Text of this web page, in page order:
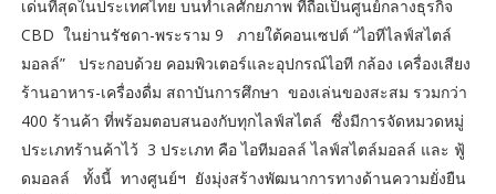
เด่นที่สุดในประเทศไทย บนทำเลศักยภาพ ที่ถือเป็นศูนย์กลางธุรกิจ
CBD ในย่านรัชดา-พระราม 9 ภายใต้คอนเซปต์ “ไอทีไลฟ์สไตล์
มอลล์” ประกอบด้วย คอมพิวเตอร์และอุปกรณ์ไอที กล้อง เครื่องเสียง
ร้านอาหาร-เครื่องดื่ม สถาบันการศึกษา ของเล่นของสะสม รวมกว่า
400 ร้านค้า ที่พร้อมตอบสนองกับทุกไลฟ์สไตล์ ซึ่งมีการจัดหมวดหมู่
ประเภทร้านค้าไว้ 3 ประเภท คือ ไอทีมอลล์ ไลฟ์สไตล์มอลล์ และ ฟู้
ดมอลล์ ทั้งนี้ ทางศูนย์ฯ ยังมุ่งสร้างพัฒนาการทางด้านความยั่งยืน